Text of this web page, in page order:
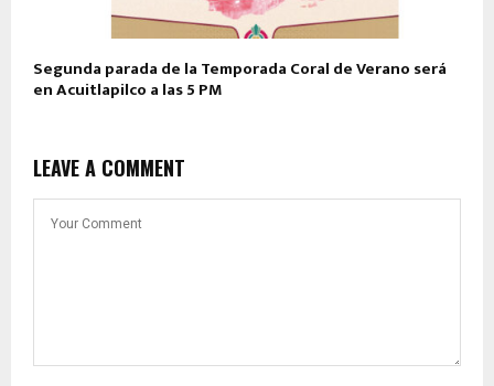
Segunda parada de la Temporada Coral de Verano será
en Acuitlapilco a las 5 PM
LEAVE A COMMENT